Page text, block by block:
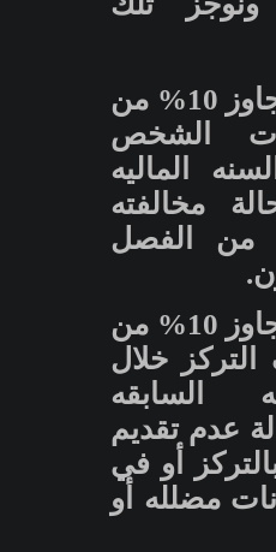
نسبه لا تتجاوز 10% من
الشخص
الماليه
مخالفته
للمواد 5،6،7،8 من الفصل
نسبة لا تتجاوز 10% من
التركز خلال
السابقه
عدم تقديم
أو في
مضلله أو